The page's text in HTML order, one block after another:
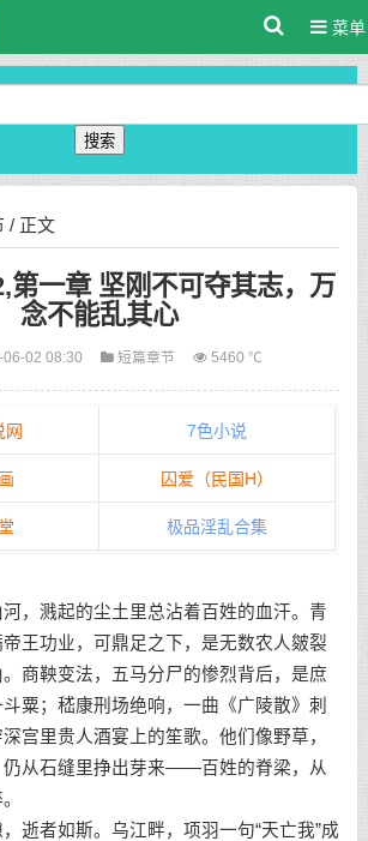
菜单
搜索
/ 正文
第一章 坚刚不可夺其志，万
念不能乱其心
06-02 08:30 短篇章节 5460 ℃
网 7色小说
囚爱（民国H）
极品淫乱合集
，溅起的尘土里总沾着百姓的血汗。青
王功业，可鼎足之下，是无数农人皴裂
商鞅变法，五马分尸的惨烈背后，是庶
粟；嵇康刑场绝响，一曲《广陵散》刺
宫里贵人酒宴上的笙歌。他们像野草，
仍从石缝里挣出芽来——百姓的脊梁，从
逝者如斯。乌江畔，项羽一句“天亡我”成